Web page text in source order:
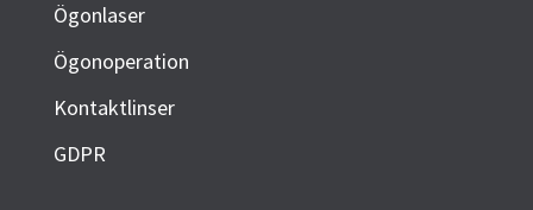
Ögonlaser
Ögonoperation
Kontaktlinser
GDPR